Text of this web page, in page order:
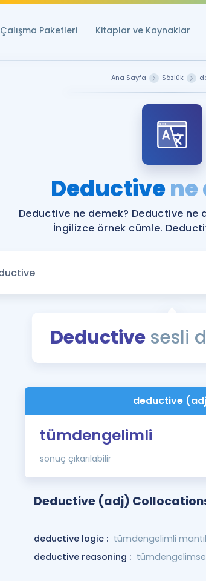
Çalışma Paketleri Kitaplar ve Kaynaklar
Ana Sayfa Sözlük
Deductivene
Deductive ne demek? Deductive ne
İngilizce örnek cümle.
Deductivesesli
deductive
tümdengelimli
sonuç çıkarılabilir
Deductive (adj)
deductive logic : tümdengelimli
deductive reasoning :